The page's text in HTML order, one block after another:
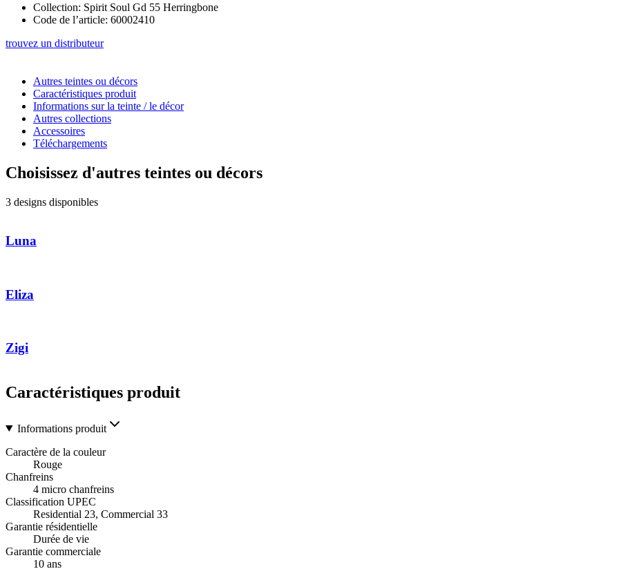
Collection: Spirit Soul Gd 55 Herringbone
Code de l’article: 60002410
trouvez un distributeur
Autres teintes ou décors
Caractéristiques produit
Informations sur la teinte / le décor
Autres collections
Accessoires
Téléchargements
Choisissez d'autres teintes ou décors
3 designs disponibles
Luna
Eliza
Zigi
Caractéristiques produit
Informations produit
Caractère de la couleur
Rouge
Chanfreins
4 micro chanfreins
Classification UPEC
Residential 23, Commercial 33
Garantie résidentielle
Durée de vie
Garantie commerciale
10 ans